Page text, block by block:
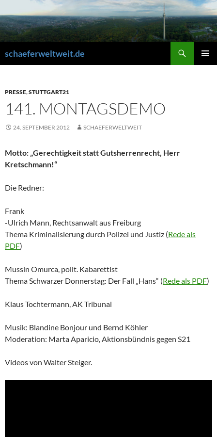
Inhalt
springen
schaeferweltweit.de
PRESSE,STUTTGART21
141. MONTAGSDEMO
24. SEPTEMBER 2012 SCHAEFERWELTWEIT
Motto: „Gerechtigkeit statt Gutsherrenrecht, Herr
Kretschmann!“
Die Redner:
Frank
-Ulrich Mann, Rechtsanwalt aus Freiburg
Thema Kriminalisierung durch Polizei und Justiz (Rede als
PDF)
Mussin Omurca, polit. Kabarettist
Thema Schwarzer Donnerstag: Der Fall „Hans“ (Rede als PDF)
Klaus Tochtermann, AK Tribunal
Musik: Blandine Bonjour und Bernd Köhler
Moderation: Marta Aparicio, Aktionsbündnis gegen S21
Videos von Walter Steiger.